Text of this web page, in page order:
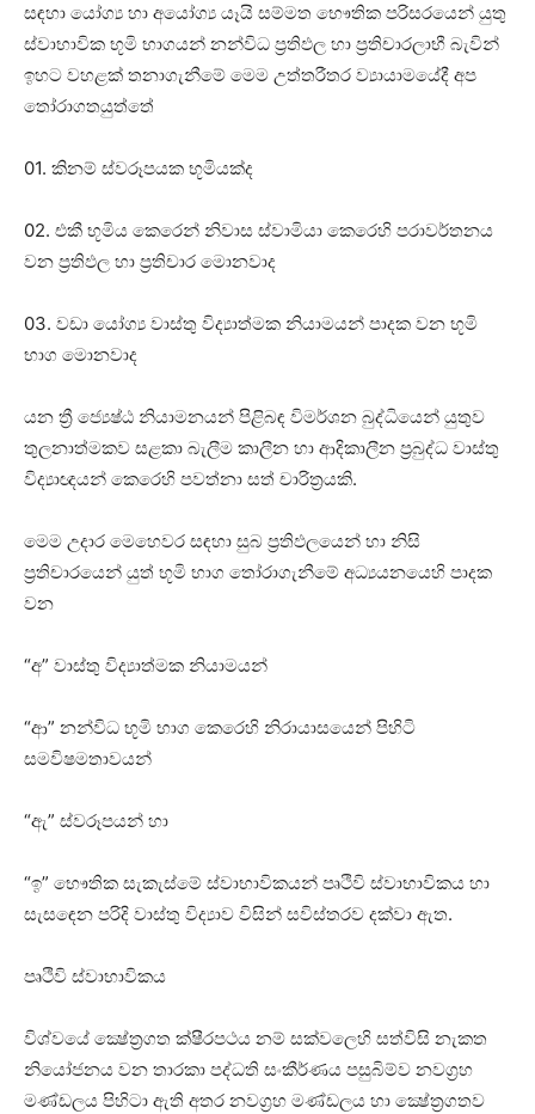
සඳහා යෝග්‍ය හා අයෝග්‍ය යෑයි සම්මත භෞතික පරිසරයෙන් යුතු
ස්‌වාභාවික භූමි භාගයන් නන්විධ ප්‍රතිඵල හා ප්‍රතිචාරලාභී බැවින්
ඉහට වහළක්‌ තනාගැනීමේ මෙම උත්තරීතර ව්‍යායාමයේදී අප
තෝරාගතයුත්තේ
01. කිනම් ස්‌වරූපයක භූමියක්‌ද
02. එකී භූමිය කෙරෙන් නිවාස ස්‌වාමියා කෙරෙහි පරාවර්තනය
වන ප්‍රතිඵල හා ප්‍රතිචාර මොනවාද
03. වඩා යෝග්‍ය වාස්‌තු විද්‍යාත්මක නියාමයන් පාදක වන භූමි
භාග මොනවාද
යන ත්‍රී ජ්‍යෙෂ්ඨ නියාමනයන් පිළිබඳ විමර්ශන බුද්ධියෙන් යුතුව
තුලනාත්මකව සළකා බැලීම කාලීන හා ආදිකාලීන ප්‍රබුද්ධ වාස්‌තු
විද්‍යාඥයන් කෙරෙහි පවත්නා සත් චාරිත්‍රයකි.
මෙම උදාර මෙහෙවර සඳහා සුබ ප්‍රතිඵලයෙන් හා නිසි
ප්‍රතිචාරයෙන් යුත් භූමි භාග තෝරාගැනීමේ අධ්‍යයනයෙහි පාදක
වන
“අ” වාස්‌තු විද්‍යාත්මක නියාමයන්
“ආ” නන්විධ භූමි භාග කෙරෙහි නිරායාසයෙන් පිහිටි
සමවිෂමතාවයන්
“ඇ” ස්‌වරූපයන් හා
“ඉ” භෞතික සැකැස්‌මේ ස්‌වාභාවිකයන් පෘථිවි ස්‌වාභාවිකය හා
සැසඳෙන පරිදි වාස්‌තු විද්‍යාව විසින් සවිස්‌තරව දක්‌වා ඇත.
පෘථිවි ස්‌වාභාවිකය
විශ්වයේ ක්‍ෂේත්‍රගත ක්‌ෂීරපථය නම් සක්‌වලෙහි සත්විසි නැකත
නියෝජනය වන තාරකා පද්ධති සංකීර්ණය පසුබිම්ව නවග්‍රහ
මණ්‌ඩලය පිහිටා ඇති අතර නවග්‍රහ මණ්‌ඩලය හා ක්‍ෂේත්‍රගතව